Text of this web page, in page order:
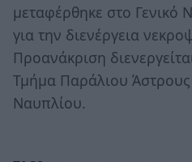
μεταφέρθηκε στο Γενικό
για την διενέργεια
Προανάκριση
Τμήμα Παράλιου Άστρους
Ναυπλίου.